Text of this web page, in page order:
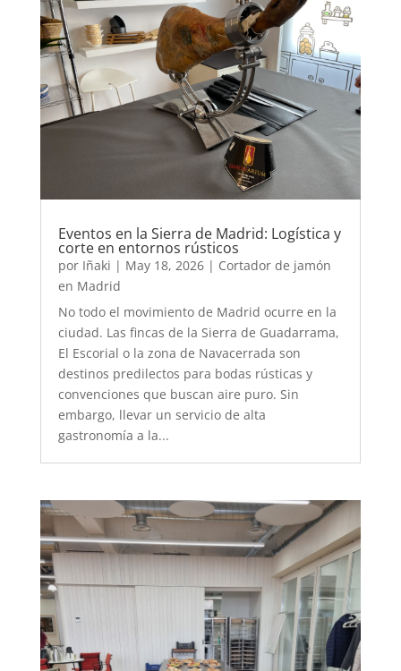
Eventos en la Sierra de Madrid: Logística y
corte en entornos rústicos
por Iñaki | May 18, 2026| Cortador de jamón
en Madrid
No todo el movimiento de Madrid ocurre en la
ciudad. Las fincas de la Sierra de Guadarrama,
El Escorial o la zona de Navacerrada son
destinos predilectos para bodas rústicas y
convenciones que buscan aire puro. Sin
embargo, llevar un servicio de alta
gastronomía a la...